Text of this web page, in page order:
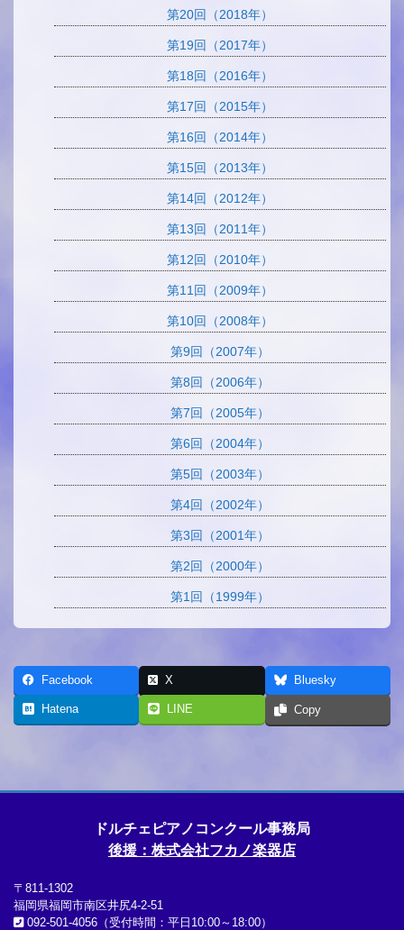
第20回（2018年）
第19回（2017年）
第18回（2016年）
第17回（2015年）
第16回（2014年）
第15回（2013年）
第14回（2012年）
第13回（2011年）
第12回（2010年）
第11回（2009年）
第10回（2008年）
第9回（2007年）
第8回（2006年）
第7回（2005年）
第6回（2004年）
第5回（2003年）
第4回（2002年）
第3回（2001年）
第2回（2000年）
第1回（1999年）
Facebook X Bluesky
Hatena LINE Copy
ドルチェピアノコンクール事務局
後援：株式会社フカノ楽器店
〒811-1302
福岡県福岡市南区井尻4-2-51
092-501-4056（受付時間：平日10:00～18:00）